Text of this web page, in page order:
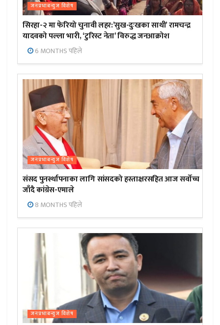
जनप्रभाबन्युज विशेष
सिरहा-२ मा फेरियो चुनावी लहर:’सुख-दुःखका साथी’ रामचन्द्र
यादवको पल्ला भारी, ‘टुरिस्ट नेता’ विरुद्ध जनआक्रोश
6 MONTHS पहिले
जनप्रभाबन्युज विशेष
संसद पुनर्स्थापनाका लागि सांसदको हस्ताक्षरसहित आज सर्वोच्च
जाँदै कांग्रेस-एमाले
8 MONTHS पहिले
जनप्रभाबन्युज विशेष